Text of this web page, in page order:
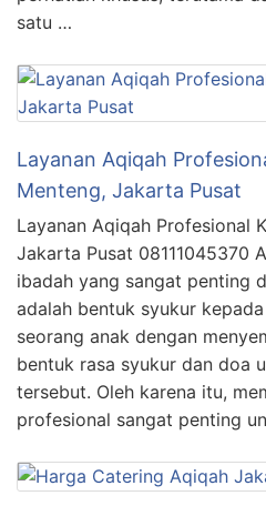
satu …
Layanan Aqiqah
Menteng, Jakarta Pusat
Layanan Aqiqah Profesional
Jakarta Pusat 08111045370
ibadah yang sangat penting
adalah bentuk syukur
seorang anak dengan
bentuk rasa syukur dan doa
tersebut. Oleh karena itu,
profesional sangat penting